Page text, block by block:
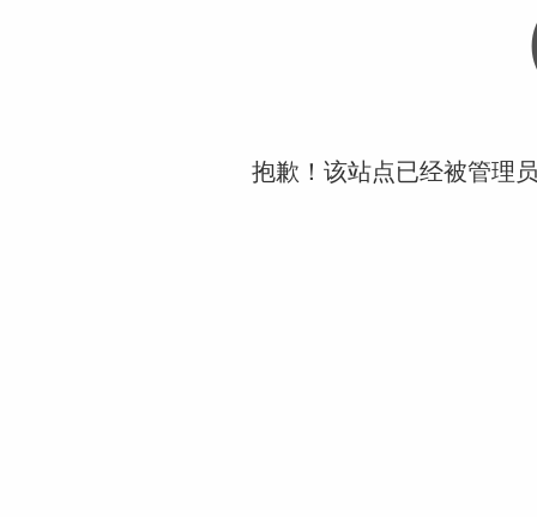
抱歉！该站点已经被管理